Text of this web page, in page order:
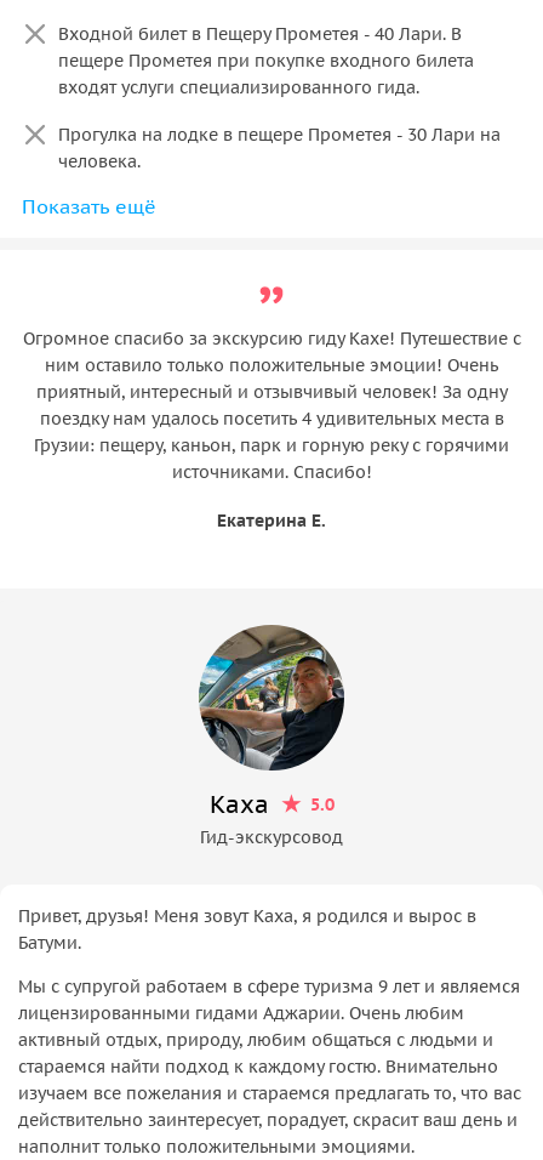
Входной билет в Пещеру Прометея - 40 Лари. В
пещере Прометея при покупке входного билета
входят услуги специализированного гида.
Прогулка на лодке в пещере Прометея - 30 Лари на
человека.
Входной билет в Каньон Мартвили - 40 Лари.
человека. Для допуска детей на лодки действует
ограничение по росту, рост ребенка должен быть не
ниже 1 метра.
Показать ещё
Огромное спасибо за экскурсию гиду Кахе! Путешествие с
ним оставило только положительные эмоции! Очень
приятный, интересный и отзывчивый человек! За одну
поездку нам удалось посетить 4 удивительных места в
Грузии: пещеру, каньон, парк и горную реку с горячими
источниками. Спасибо!
Екатерина Е.
Каха
5.0
Гид-экскурсовод
Привет, друзья! Меня зовут Каха, я родился и вырос в
Батуми.
Мы с супругой работаем в сфере туризма 9 лет и являемся
лицензированными гидами Аджарии. Очень любим
активный отдых, природу, любим общаться с людьми и
стараемся найти подход к каждому гостю. Внимательно
изучаем все пожелания и стараемся предлагать то, что вас
действительно заинтересует, порадует, скрасит ваш день и
наполнит только положительными эмоциями.